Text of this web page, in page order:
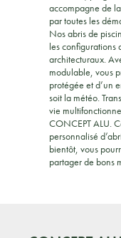
accompagne de
par toutes les
Nos abris de
les configurations
architecturaux.
modulable, vous
protégée et d’un
soit la météo.
vie
CONCEPT ALU.
personnalisé
bientôt, vous
partager de bons